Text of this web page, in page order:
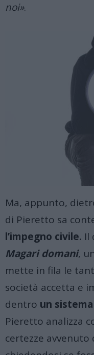
noi».
Ma, appunto,
di Pieretto sa
l’impegno civile. Il
Magari domani,
mette in fila le
società accetta e
dentro un
Pieretto analizza
certezze